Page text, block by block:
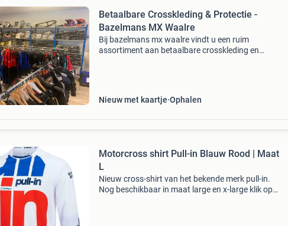
Betaalbare Crosskleding & Protectie -
Bazelmans MX Waalre
Bij bazelmans mx waalre vindt u een ruim
assortiment aan betaalbare crosskleding en
Nieuw met kaartje Ophalen
Motorcross shirt Pull-in Blauw Rood | Maat
L
Nieuw cross-shirt van het bekende merk pull-in.
Nog beschikbaar in maat large en x-large klik op